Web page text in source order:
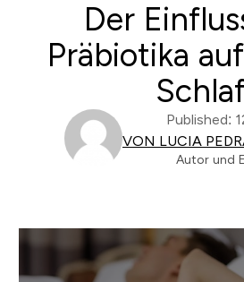
Der
Präbiotika
Published:
VON LUCIA
Autor und